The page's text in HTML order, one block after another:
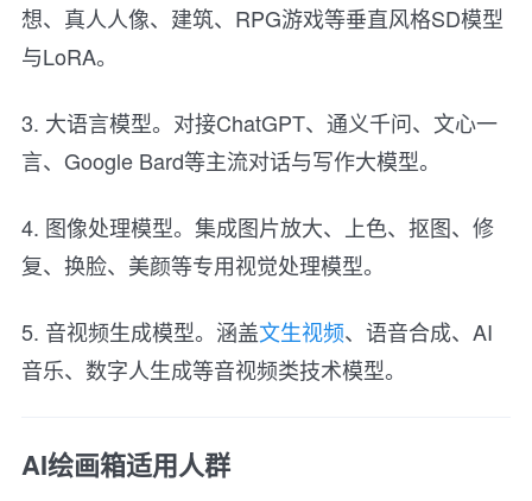
想、真人人像、建筑、RPG游戏等垂直风格SD模型
与LoRA。
3. 大语言模型。对接ChatGPT、通义千问、文心一
言、Google Bard等主流对话与写作大模型。
4. 图像处理模型。集成图片放大、上色、抠图、修
复、换脸、美颜等专用视觉处理模型。
5. 音视频生成模型。涵盖文生视频、语音合成、AI
音乐、数字人生成等音视频类技术模型。
AI绘画箱适用人群